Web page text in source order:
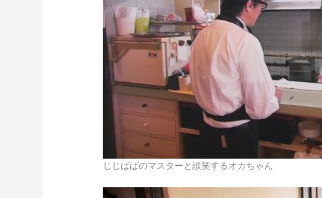
じじばばのマスターと談笑するオカちゃん